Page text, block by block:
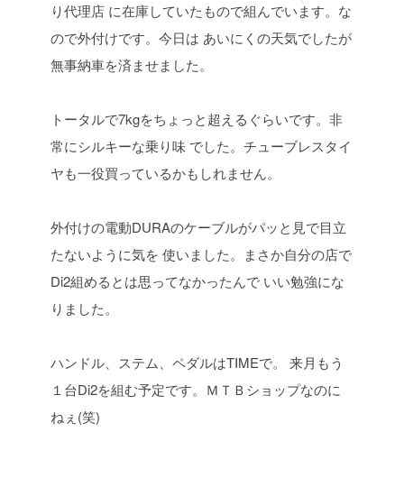
り代理店 に在庫していたもので組んでいます。な
ので外付けです。今日は あいにくの天気でしたが
無事納車を済ませました。
トータルで7kgをちょっと超えるぐらいです。非
常にシルキーな乗り味 でした。チューブレスタイ
ヤも一役買っているかもしれません。
外付けの電動DURAのケーブルがパッと見で目立
たないように気を 使いました。まさか自分の店で
Di2組めるとは思ってなかったんで いい勉強にな
りました。
ハンドル、ステム、ペダルはTIMEで。
来月もう
１台Di2を組む予定です。ＭＴＢショップなのに
ねぇ(笑)